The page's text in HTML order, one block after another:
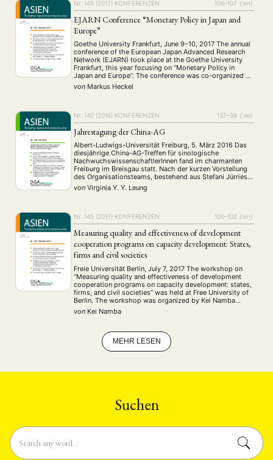
MITGLIEDSCHAFT
Aktuelles von unseren Mitgliedern (4) Art (5) ASIEN (Zeitschrift) (25)
Auszeichnung (12) Bericht (128) Bildung (22) Calls for… (1287)
Cinema (4) DGA (92) Diskussion (74) Fellowship (111) Forschung
Geografie (2) Geschichte (93) Gesellschaft (283) Globalisation (7)
Kultur (27) Kunst
Präsentation (13) Programm (5) Publikation Recht (20)
Religion (75) Sozialwissenschaften (4) Sprache
Stellenausschreibung (661) Stipendium (53) Studium (21)
Summer School (10) Symposium (32) Tagung (500) Tourismus
Umwelt (45) Veranstaltung (788) Webinar (28) Wirtschaft (199)
Workshop (126)
MITGLIEDERBEREICH KONTAKT SPENDEN SIE JETZT!
ENGLISH
Nr. 145 (2017) KONFERENZEN 106–107 {:en}
EJARN Conference “Monetary Policy in Japan and
Europe”
Goethe University Frankfurt, June 9–10, 2017 The annual
conference of the European Japan Advanced Research
Network (EJARN) took place at the Goethe University
Frankfurt, this year focusing on “Monetary Policy in
Japan and Europe”. The conference was co-organized by
Professor Dr. Cornelia Storz and Dr. Markus Heckel in
cooperation with the Interdisciplinary Center for East …
von Markus Heckel
Nr. 140 (2016) KONFERENZEN 137–38 {:de}
Jahrestagung der China-AG
Albert-Ludwigs-Universität Freiburg, 5. März 2016 Das
diesjährige China-AG-Treffen für sinologische
NachwuchswissenschaftlerInnen fand im charmanten
Freiburg im Breisgau statt. Nach der kurzen Vorstellung
des Organisationsteams, bestehend aus Stefani Jürries,
Elisabeth Schleep und Jennifer Stapornwongkul,
begrüßte uns die Freiburger Lehrstuhlinhaberin für
China-AG von ihren …
von Virginia Y. Y. Leung
Nr. 145 (2017) KONFERENZEN 100–102 {:en}
Measuring quality and effectiveness of development
cooperation programs on capacity development: States,
firms and civil societies
Freie Universität Berlin, July 7, 2017 The workshop on
“Measuring quality and effectiveness of development
cooperation programs on capacity development: states,
firms, and civil societies” was held at Free University of
Berlin. The workshop was organized by Kei Namba
(Graduate School of East Asian Studies, Free University
of Berlin) and Marco Zappa (The Institute for …
von Kei Namba
MEHR LESEN
Suchen